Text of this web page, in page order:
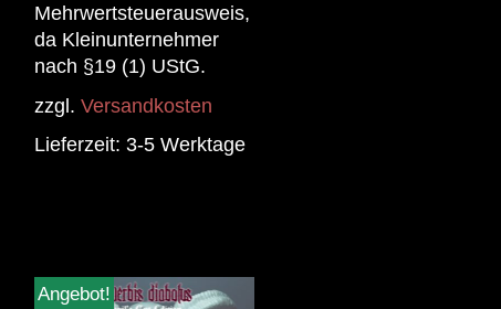
Mehrwertsteuerausweis,
da Kleinunternehmer
nach §19 (1) UStG.
zzgl. Versandkosten
Lieferzeit: 3-5 Werktage
Angebot!